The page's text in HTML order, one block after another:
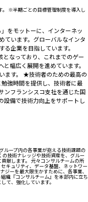
※半期ごとの目標管理制度を導入し
をモットーに、インターネッ
ています。グローバルなインタ
企業を目指しています。
なっており、これまでのゲー
幅広く展開を進めています。
ます。 ★技術者のための最高の
強時間を提供し、技術者に最
ンフランシスコ支社を通じた国
設備で技術力向上をサポートし
ープ内の各事業が抱える技術課題の
技術ナレッジや技術資産を、グルー
献します。 元々コンサルチームの所
キュリティ、データ基盤、ネットワー
ジーを最大限生かすために、各事業、
織『コンサルチーム』を本部内に立ち
て、強化しています。